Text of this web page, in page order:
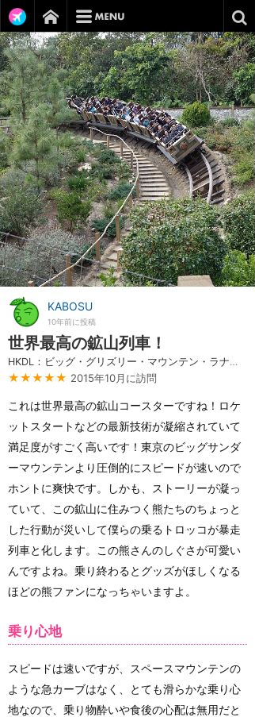
KABOSU
10年前に投稿
世界最高の鉱山列車！
HKDL：ビッグ・グリズリー・マウンテン・ラナウェイ・マイン・カー
★★★★★ 2015年10月に訪問
これは世界最高の鉱山コースターですね！ロケ
ットスタートなどの最新技術が凝縮されていて
満足度がすごく高いです！東京のビッグサンダ
ーマウンテンより圧倒的にスピードが速いので
ホントに爽快です。しかも、ストーリーが凝っ
ていて、この鉱山に住みつく熊たちのちょっと
した行動が災いして僕らの乗るトロッコが暴走
列車と化します。この熊さんのしぐさが可愛い
んですよね。乗り終わるとグッズがほしくなる
ほどの熊ファンになっちゃいますよ。
乗り心地
スピードは速いですが、スペースマウンテンの
ような急カーブはなく、とても滑らかな乗り心
地なので、乗り物酔いや食後の心配は無用だと